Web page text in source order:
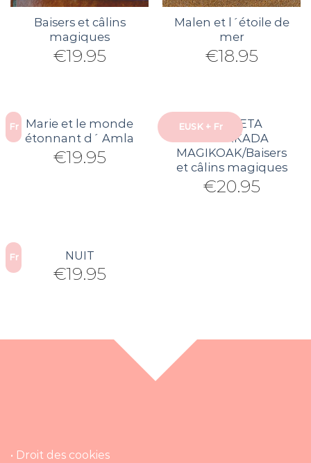
Baisers et câlins
magiques
€19.95
Malen et l´étoile de
mer
€18.95
Fr
Marie et le monde
étonnant d´ Amla
€19.95
EUSK + FrMUSU ETA
BESARKADA
MAGIKOAK/Baisers
et câlins magiques
€20.95
Fr NUIT
€19.95
• Droit des cookies